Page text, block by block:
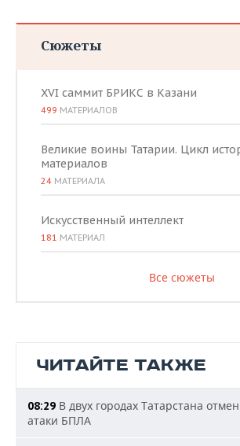
Сюжеты
XVI саммит БРИКС в Казани
499 МАТЕРИАЛОВ
Великие воины Татарии. Цикл
материалов
24 МАТЕРИАЛА
Искусственный интеллект
181 МАТЕРИАЛ
Все сюжеты
ЧИТАЙТЕ ТАКЖЕ
08:29 В двух городах Татарстана
атаки БПЛА